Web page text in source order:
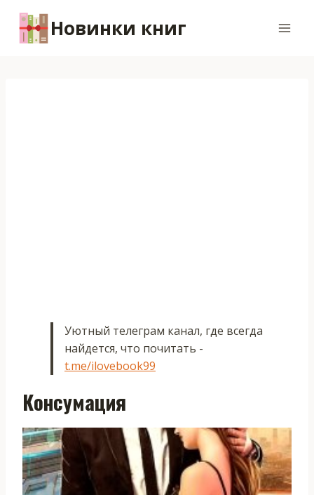
содержимому
Новинки книг
Уютный телеграм канал, где всегда
найдется, что почитать -
t.me/ilovebook99
Консумация